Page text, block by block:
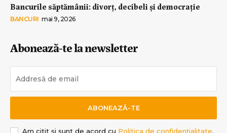
Bancurile săptămânii: divorț, decibeli și democrație
BANCURI mai 9, 2026
Abonează-te la newsletter
ABONEAZĂ-TE
Am citit și sunt de acord cu Politica de confidențialitate.